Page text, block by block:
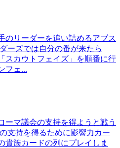
のリーダーを追い詰めるアブス
ーズでは自分の番が来たら
スカウトフェイズ」を順番に行
フェ...
ーマ議会の支持を得ようと戦う
支持を得るために影響力カー
貴族カードの列にプレイしま